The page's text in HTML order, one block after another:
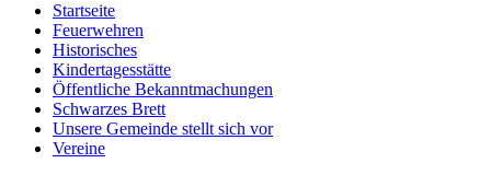
Startseite
Feuerwehren
Historisches
Kindertagesstätte
Öffentliche Bekanntmachungen
Schwarzes Brett
Unsere Gemeinde stellt sich vor
Vereine